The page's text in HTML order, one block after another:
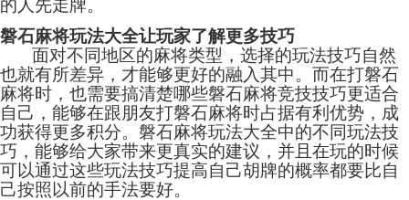
的人先走牌。
磐石麻将玩法大全让玩家了解更多技巧
面对不同地区的麻将类型，选择的玩法技巧自然
也就有所差异，才能够更好的融入其中。而在打磐石
麻将时，也需要搞清楚哪些磐石麻将竞技技巧更适合
自己，能够在跟朋友打磐石麻将时占据有利优势，成
功获得更多积分。磐石麻将玩法大全中的不同玩法技
巧，能够给大家带来更真实的建议，并且在玩的时候
可以通过这些玩法技巧提高自己胡牌的概率都要比自
己按照以前的手法要好。